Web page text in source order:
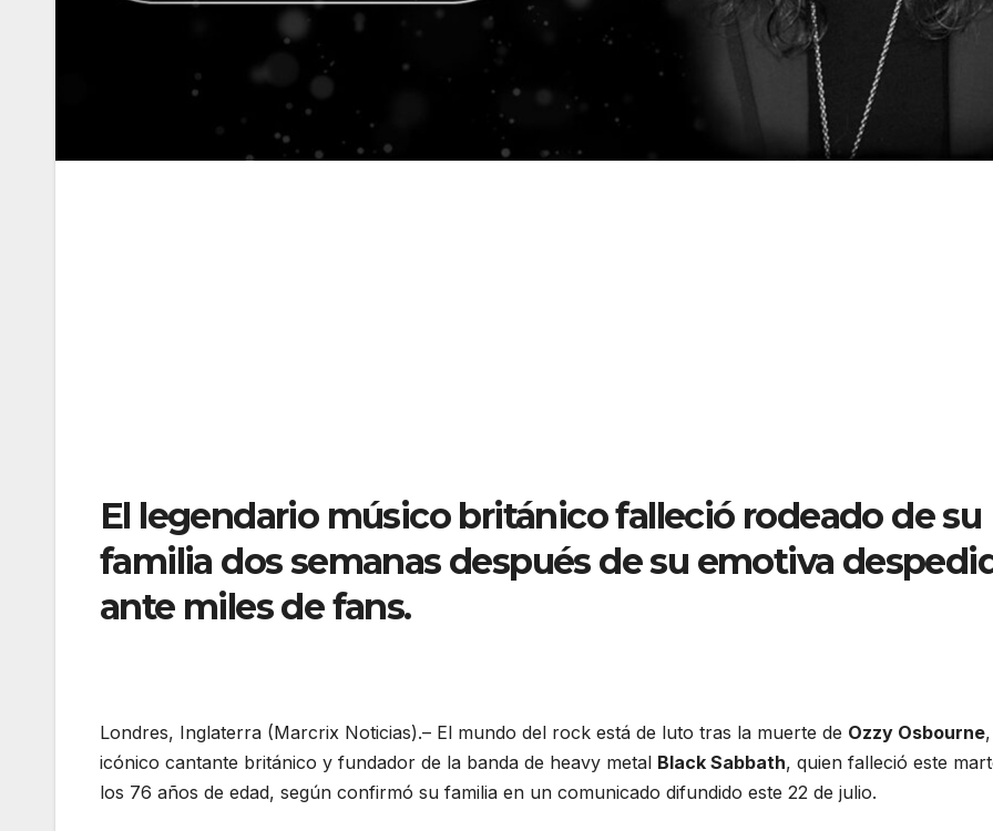
El legendario músico británico falleció rodeado de su
familia dos semanas después de su emotiva
ante miles de fans.
Londres, Inglaterra (Marcrix Noticias).– El mundo del rock está de luto tras la muerte de Ozzy Osbourne,
icónico cantante británico y fundador de la banda de heavy metal Black Sabbath, quien falleció este
los 76 años de edad, según confirmó su familia en un comunicado difundido este 22 de julio.